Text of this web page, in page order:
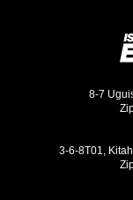
8-7
3-6-8T01,